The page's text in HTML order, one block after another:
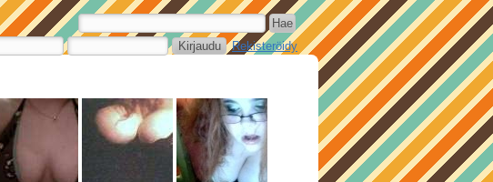
Rekisteröidy